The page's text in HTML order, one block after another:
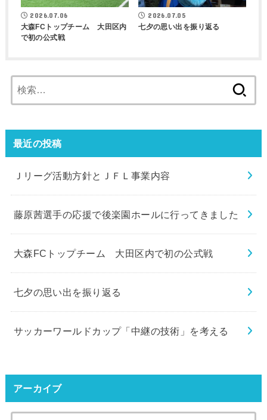
2026.07.06
大森FCトップチーム 大田区内
で初の公式戦
2026.07.05
七夕の思い出を振り返る
索:
最近の投稿
Ｊリーグ活動方針とＪＦＬ事業内容
藤原茜選手の応援で後楽園ホールに行ってきました
大森FCトップチーム 大田区内で初の公式戦
七夕の思い出を振り返る
サッカーワールドカップ「中継の技術」を考える
アーカイブ